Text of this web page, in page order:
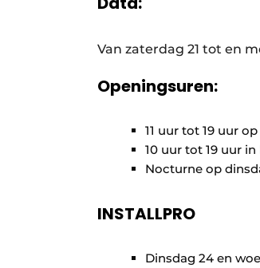
Van zaterdag 21 tot en
Openingsuren:
11 uur tot 19 uur op
10 uur tot 19 uur in
Nocturne op
INSTALLPRO
Dinsdag 24 en